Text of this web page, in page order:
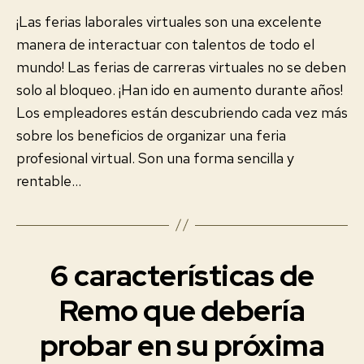
¡Las ferias laborales virtuales son una excelente
manera de interactuar con talentos de todo el
mundo! Las ferias de carreras virtuales no se deben
solo al bloqueo. ¡Han ido en aumento durante años!
Los empleadores están descubriendo cada vez más
sobre los beneficios de organizar una feria
profesional virtual. Son una forma sencilla y
rentable…
Categorías
6 características de
Remo que debería
probar en su próxima
0